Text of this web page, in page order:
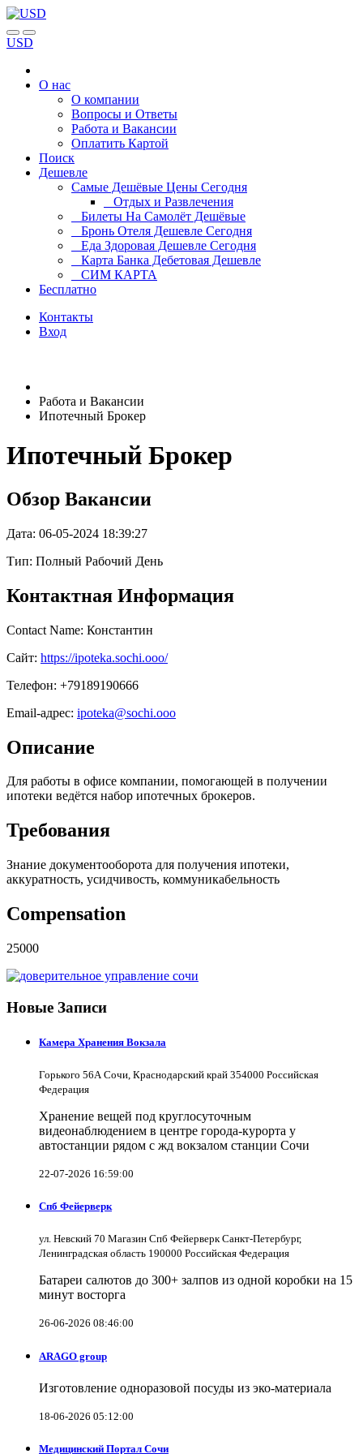
USD
О нас
О компании
Вопросы и Ответы
Работа и Вакансии
Оплатить Картой
Поиск
Дешевле
Самые Дешёвые Цены Сегодня
Отдых и Развлечения
Билеты На Самолёт Дешёвые
Бронь Отеля Дешевле Сегодня
Еда Здоровая Дешевле Сегодня
Карта Банка Дебетовая Дешевле
СИМ КАРТА
Бесплатно
Контакты
Вход
Работа и Вакансии
Ипотечный Брокер
Ипотечный Брокер
Обзор Вакансии
Дата: 06-05-2024 18:39:27
Тип: Полный Рабочий День
Контактная Информация
Contact Name: Константин
Сайт: https://ipoteka.sochi.ooo/
Телефон: +79189190666
Email-адрес: ipoteka@sochi.ooo
Описание
Для работы в офисе компании, помогающей в получении
ипотеки ведётся набор ипотечных брокеров.
Требования
Знание документооборота для получения ипотеки,
аккуратность, усидчивость, коммуникабельность
Compensation
25000
Новые Записи
Камера Хранения Вокзала
Горького 56А Сочи, Краснодарский край 354000 Российская
Федерация
Хранение вещей под круглосуточным
видеонаблюдением в центре города-курорта у
автостанции рядом с жд вокзалом станции Сочи
22-07-2026 16:59:00
Спб Фейерверк
ул. Невский 70 Магазин Спб Фейерверк Санкт-Петербург,
Ленинградская область 190000 Российская Федерация
Батареи салютов до 300+ залпов из одной коробки на 15
минут восторга
26-06-2026 08:46:00
ARAGO group
Изготовление одноразовой посуды из эко-материала
18-06-2026 05:12:00
Медицинский Портал Сочи